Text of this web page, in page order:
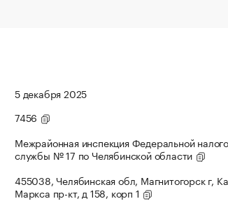
5 декабря 2025
7456
Межрайонная инспекция Федеральной
службы № 17 по Челябинской области
455038, Челябинская обл, Магнитогорск г,
Маркса пр-кт, д 158, корп 1